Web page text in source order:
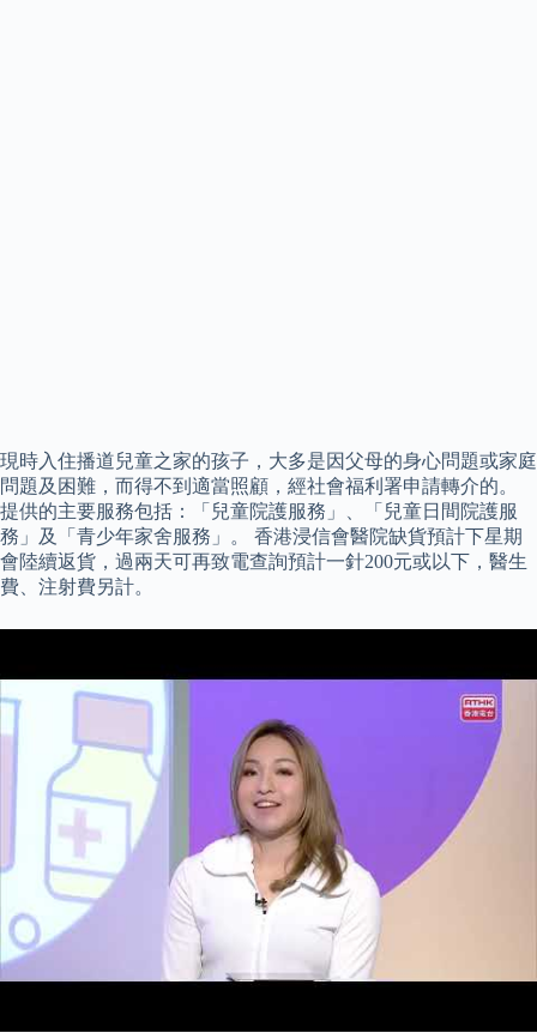
現時入住播道兒童之家的孩子，大多是因父母的身心問題或家庭
問題及困難，而得不到適當照顧，經社會福利署申請轉介的。
提供的主要服務包括：「兒童院護服務」、「兒童日間院護服
務」及「青少年家舍服務」。 香港浸信會醫院缺貨預計下星期
會陸續返貨，過兩天可再致電查詢預計一針200元或以下，醫生
費、注射費另計。